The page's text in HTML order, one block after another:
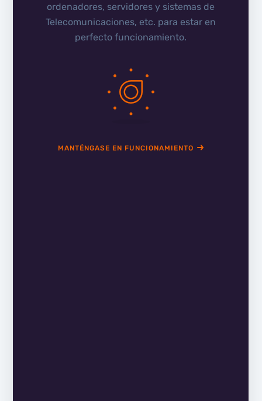
ordenadores, servidores y sistemas de
Telecomunicaciones, etc. para estar en
perfecto funcionamiento.
MANTÉNGASE EN FUNCIONAMIENTO